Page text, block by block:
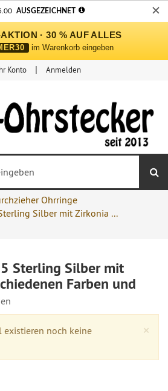
✕
· 30 % AUF ALLES
im Warenkorb eingeben
Konto Anmelden
Ohrringe
Silber mit Zirkonia ...
Sterling Silber mit
Farben und
×
existieren noch keine